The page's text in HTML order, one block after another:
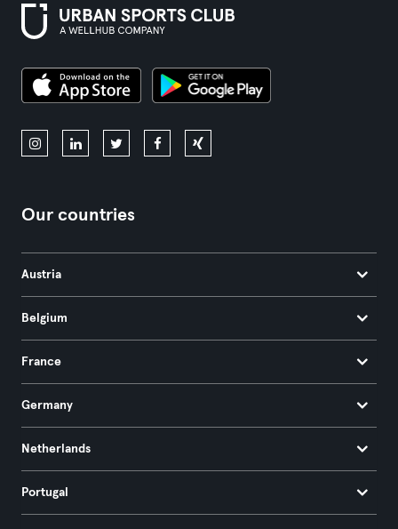
Our countries
Austria
Belgium
France
Germany
Netherlands
Portugal